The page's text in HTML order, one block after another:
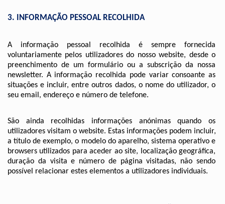
3. INFORMAÇÃO PESSOAL RECOLHIDA
A informação pessoal recolhida é sempre fornecida
voluntariamente pelos utilizadores do nosso website, desde o
preenchimento de um formulário ou a subscrição da nossa
newsletter. A informação recolhida pode variar consoante as
situações e incluir, entre outros dados, o nome do utilizador, o
seu email, endereço e número de telefone.
São ainda recolhidas informações anónimas quando os
utilizadores visitam o website. Estas informações podem incluir,
a título de exemplo, o modelo do aparelho, sistema operativo e
browsers utilizados para aceder ao site, localização geográfica,
duração da visita e número de página visitadas, não sendo
possível relacionar estes elementos a utilizadores individuais.